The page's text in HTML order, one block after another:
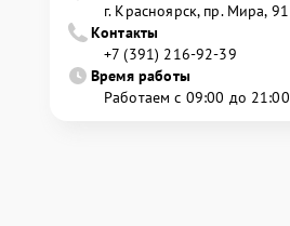
г. Красноярск, ​пр. Мира, 91
Контакты
+7 (391) 216-92-39
Время работы
Работаем с 09:00 до 21:00